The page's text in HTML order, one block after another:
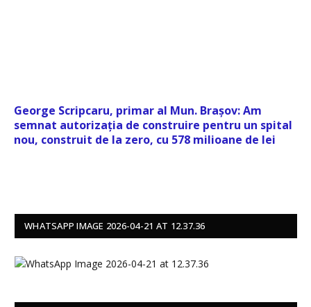
George Scripcaru, primar al Mun. Brașov: Am
semnat autorizația de construire pentru un spital
nou, construit de la zero, cu 578 milioane de lei
WHATSAPP IMAGE 2026-04-21 AT 12.37.36